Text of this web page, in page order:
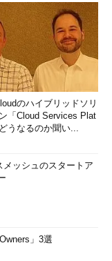
のハイブリッドソリ
「Cloud Services Plat
うなるのか聞い...
ッシュのスタートア
」3選